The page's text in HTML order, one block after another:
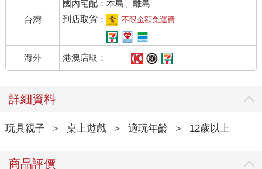
台灣
國內宅配：本島、離島
到店取貨：
不限金額免運費
海外 港澳店取：
詳細資料
玩具親子 ＞ 桌上遊戲 ＞ 適玩年齡 ＞ 12歲以上
商品評價